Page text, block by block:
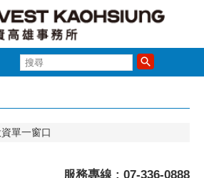
尋
單一窗口
服務專線 : 07-336-0888